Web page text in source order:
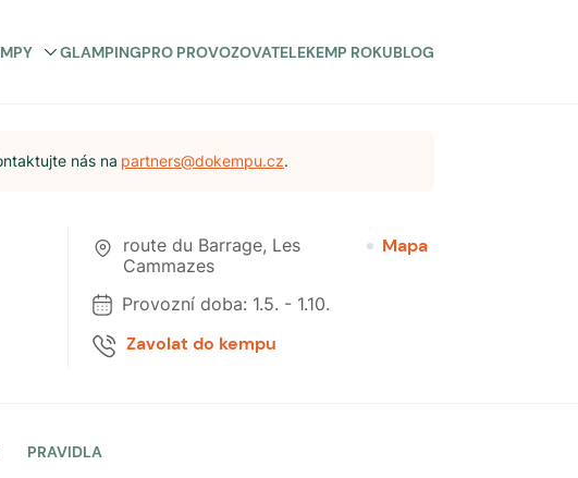
GLAMPINGPRO PROVOZOVATELEKEMP ROKUBLOG
nás na partners@dokempu.cz.
route du Barrage, Les
Cammazes
Mapa
Provozní doba: 1.5. - 1.10.
Zavolat do kempu
PRAVIDLA